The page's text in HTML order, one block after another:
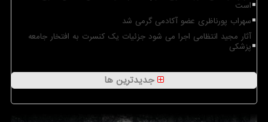
است
سهراب پورناظری عضو آکادمی گرمی شد
آثار مجید انتظامی اجرا می شود جزئیات یک کنسرت به افتخار جامعه
پزشکی
جدیدترین ها